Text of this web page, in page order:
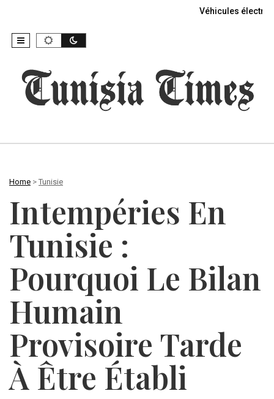
Véhicules
Home > Tunisie
Intempéries En
Tunisie :
Pourquoi Le Bilan
Humain
Provisoire Tarde
À Être Établi